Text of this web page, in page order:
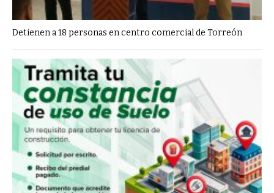
Detienen a 18 personas en centro comercial de Torreón